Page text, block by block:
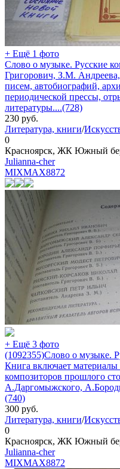
+ Ещё 1 фото
Слово о музыке. Русские
Григорович, З.М.
писем, автобиографий,
периодической прессы,
литературы....(728)
230 руб.
Литература, книги/
0
Красноярск, ЖК Южный
Julianna-cher
MIXMAX8872
+ Ещё 3 фото
(1092355)Слово о музыке.
Книга включает
композиторов прошлого
А.Даргомыжского,
(740)
300 руб.
Литература, книги/
0
Красноярск, ЖК Южный
Julianna-cher
MIXMAX8872